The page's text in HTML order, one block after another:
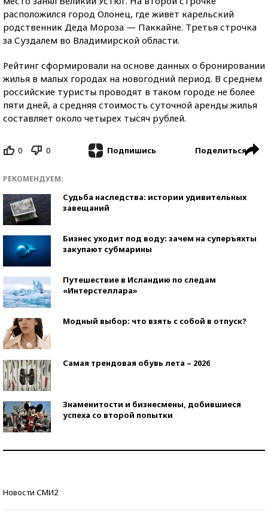
расположился город Олонец, где живет карельский
родственник Деда Мороза — Паккайне. Третья строчка
за Суздалем во Владимирской области.
Рейтинг сформировали на основе данных о бронировании
жилья в малых городах на новогодний период. В среднем
российские туристы проводят в таком городе не более
пяти дней, а средняя стоимость суточной аренды жилья
составляет около четырех тысяч рублей.
0 0 Подпишись Поделиться
РЕКОМЕНДУЕМ:
Судьба наследства: истории удивительных
завещаний
Бизнес уходит под воду: зачем на суперъяхты
закупают субмарины
Путешествие в Исландию по следам
«Интерстеллара»
Модный выбор: что взять с собой в отпуск?
Самая трендовая обувь лета – 2026
Знаменитости и бизнесмены, добившиеся
успеха со второй попытки
Новости СМИ2